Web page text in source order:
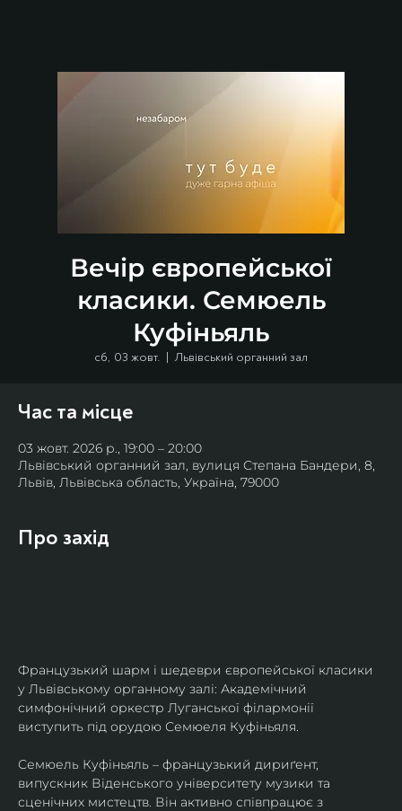
Вечір європейської
класики. Семюель
Куфіньяль
сб, 03 жовт.
  |
Львівський органний зал
Час та місце
03 жовт. 2026 р., 19:00 – 20:00
Львівський органний зал, вулиця Степана Бандери, 8,
Львів, Львівська область, Україна, 79000
Про захід
Французький шарм і шедеври європейської класики
у Львівському органному залі: Академічний
симфонічний оркестр Луганської філармонії
виступить під орудою Семюеля Куфіньяля.
Семюель Куфіньяль – французький дириґент,
випускник Віденського університету музики та
сценічних мистецтв. Він активно співпрацює з